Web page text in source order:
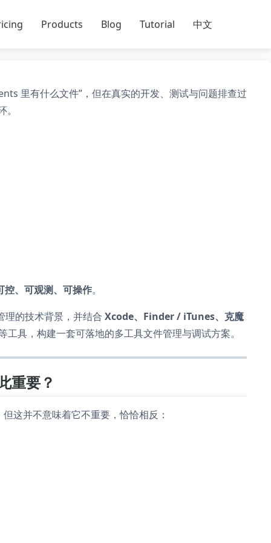
Products Blog Tutorial 中文
里有什么文件”，但在真实的开发、测试与问题排查过
、可观测、可操作。
理的技术背景，并结合 Xcode、Finder / iTunes、克魔
工具，构建一套可落地的多工具文件管理与调试方案。
重要？
这并不意味着它不重要，恰恰相反：